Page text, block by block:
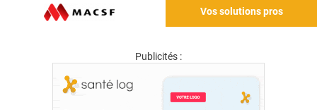
Vos solutions pros
Publicités :